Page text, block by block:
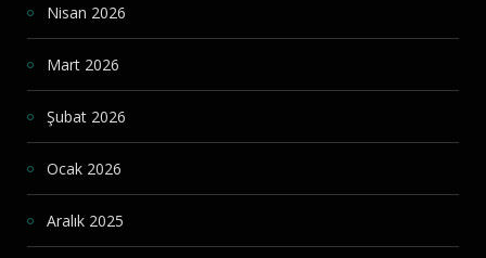
Nisan 2026
Mart 2026
Şubat 2026
Ocak 2026
Aralık 2025